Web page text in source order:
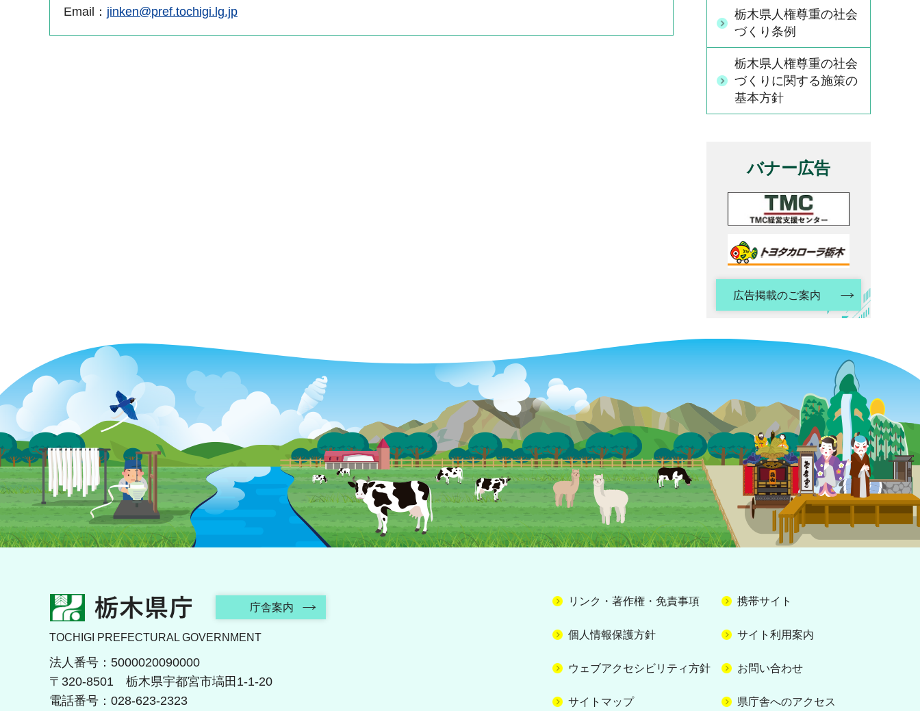
Email： jinken@pref.tochigi.lg.jp
栃木県人権尊重の社会
づくり条例
栃木県人権尊重の社会
づくりに関する施策の
基本方針
バナー広告
広告掲載のご案内
栃木県庁 庁舎案内
TOCHIGI PREFECTURAL GOVERNMENT
法人番号：5000020090000
〒320-8501 栃木県宇都宮市塙田1-1-20
電話番号：028-623-2323
リンク・著作権・免責事項 携帯サイト
個人情報保護方針 サイト利用案内
ウェブアクセシビリティ方針 お問い合わせ
サイトマップ 県庁舎へのアクセス